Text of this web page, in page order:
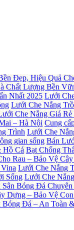
Lưới
Lưới Che Nắng
Che Nắng Giá
Cung
Lưới Che
Bán
Bạt Chống
Rau – Bảo Vệ
Lưới Che Nắng
Lưới Che
Bóng Đá
Dựng – Bảo Vệ
Bóng Đá – An Toàn